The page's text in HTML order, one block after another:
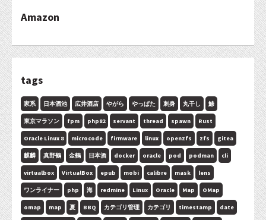
Amazon
tags
家系 日本酒池 広井酒店 やがら やっぱた 刺身 丸干し 鯵
東京マラソン fpm php82 servant thread spawn Rust
Oracle Linux 8 microcode firmware linux openzfs zfs gitea
麒麟 真野鶴 金鶴 日本酒 docker oracle pod podman cli
virtualbox VirtualBox epub mobi calibre mask lens
ワンライナー php 海 redmine Linux Oracle Map OMap
omap map 夏 BBQ カテゴリ管理 カテゴリ timestamp date